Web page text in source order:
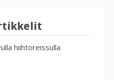
hiihtoreissulla